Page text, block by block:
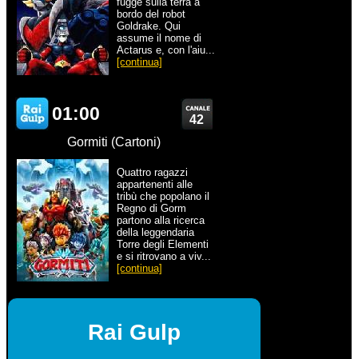
bordo del robot
Goldrake. Qui
assume il nome di
Actarus e, con l'aiu...
[continua]
01:00
42
Gormiti (Cartoni)
Quattro ragazzi
appartenenti alle
tribù che popolano il
Regno di Gorm
partono alla ricerca
della leggendaria
Torre degli Elementi
e si ritrovano a viv...
[continua]
Rai Gulp